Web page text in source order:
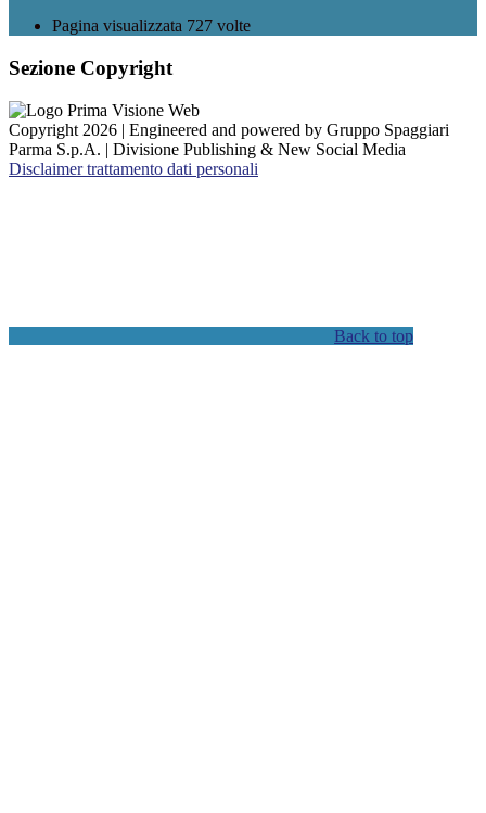
Pagina visualizzata 727 volte
Sezione Copyright
Copyright 2026 | Engineered and powered by Gruppo Spaggiari
Parma S.p.A. | Divisione Publishing & New Social Media
Disclaimer trattamento dati personali
Back to top